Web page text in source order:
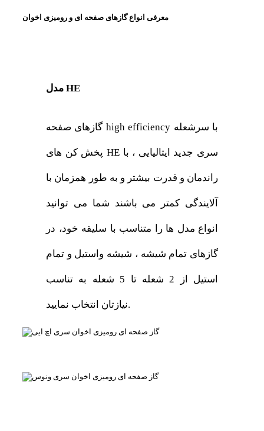
معرفی انواع گازهای صفحه ای و رومیزی اخوان
مدل HE
گازهای صفحه high efficiency با سرشعله
پخش کن های HE سری جدید ایتالیایی ، با
راندمان و قدرت بیشتر و به طور همزمان با
آلایندگی کمتر می باشند شما می توانید
انواع مدل ها را متناسب با سلیقه خود، در
گازهای تمام شیشه ، شیشه واستیل و تمام
استیل از 2 شعله تا 5 شعله به تناسب
نیازتان انتخاب نمایید.